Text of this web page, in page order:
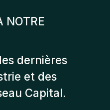
NOTRE
dernières
et des
Capital.